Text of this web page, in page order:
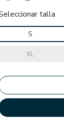
talla
S
XL